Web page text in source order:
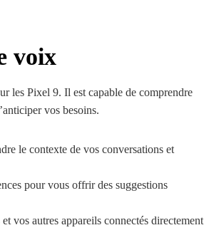
voix
les Pixel 9. Il est capable de comprendre
vos besoins.
le contexte de vos conversations et
pour vous offrir des suggestions
vos autres appareils connectés directement